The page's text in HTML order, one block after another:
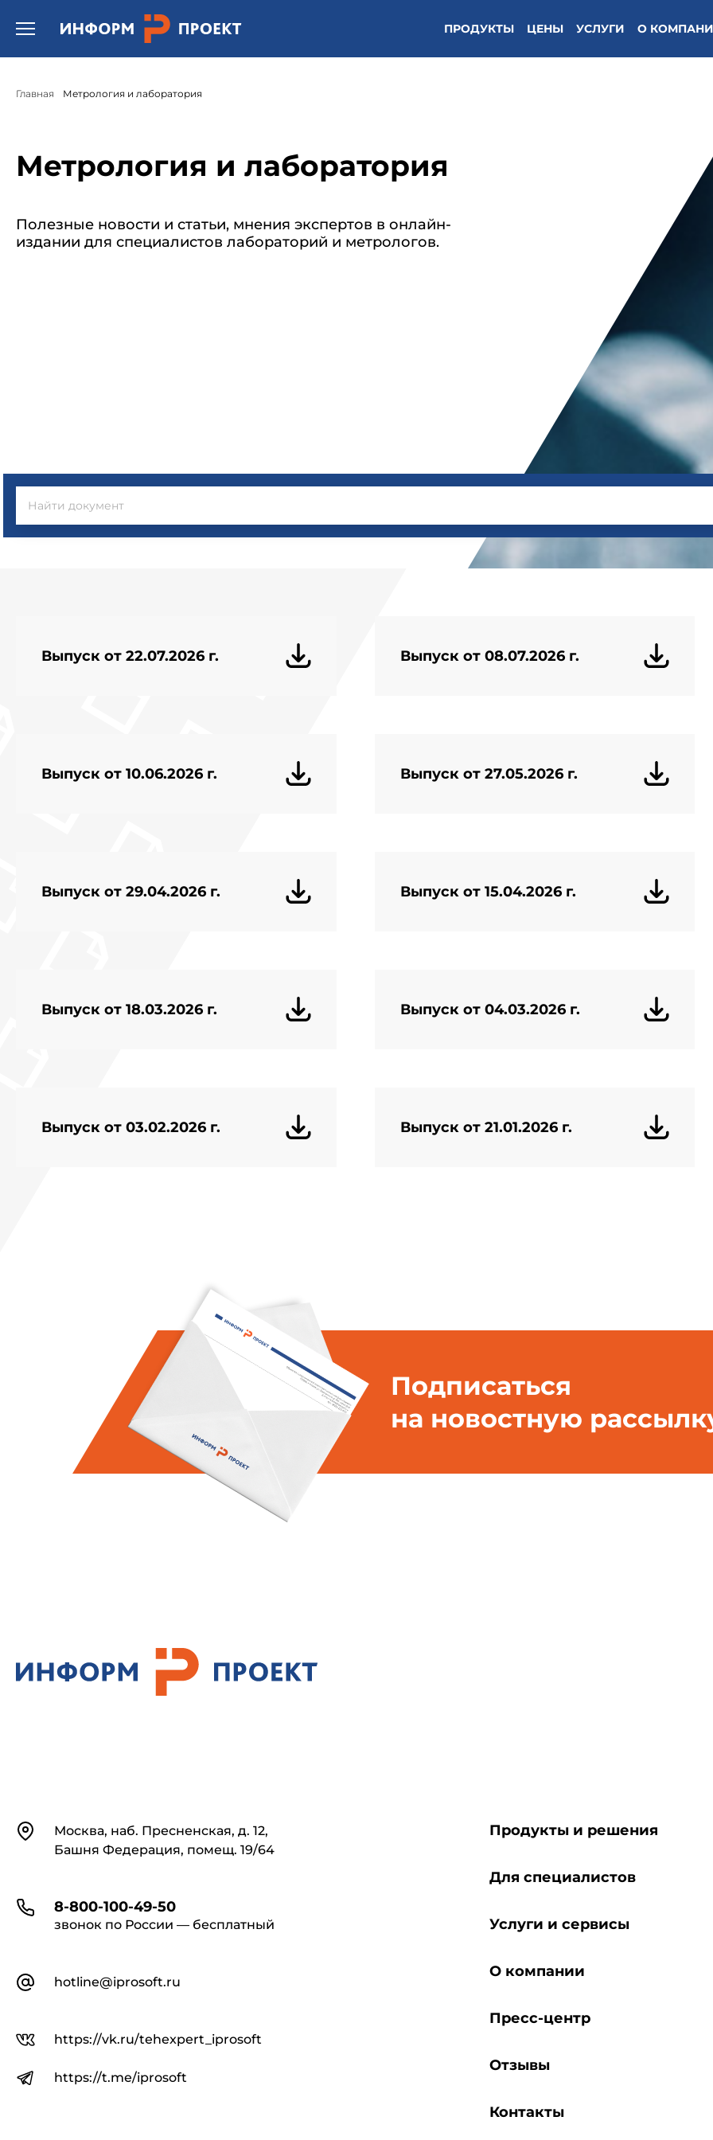
Открыть бургер меню.
ПРОДУКТЫ ЦЕНЫ УСЛУГИ О
Главная Метрология и лаборатория
Метрология и лаборатория
Полезные новости и статьи, мнения экспертов в онлайн-
издании для специалистов лабораторий и метрологов.
Выпуск от 22.07.2026 г. Выпуск от 08.07.2026 г.
Выпуск от 10.06.2026 г. Выпуск от 27.05.2026 г.
Выпуск от 29.04.2026 г. Выпуск от 15.04.2026 г.
Выпуск от 18.03.2026 г. Выпуск от 04.03.2026 г.
Выпуск от 03.02.2026 г. Выпуск от 21.01.2026 г.
Подписаться
на новостную
КонтактыМосква, наб. Пресненская, д. 12,
Башня Федерация, помещ. 19/64
8-800-100-49-50
звонок по России — бесплатный
hotline@iprosoft.ru
https://vk.ru/tehexpert_iprosoft
https://t.me/iprosoft
Продукты и решения
Для специалистов
Услуги и сервисы
О компании
Пресс-центр
Отзывы
Контакты